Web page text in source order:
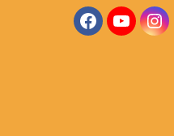
Facebook